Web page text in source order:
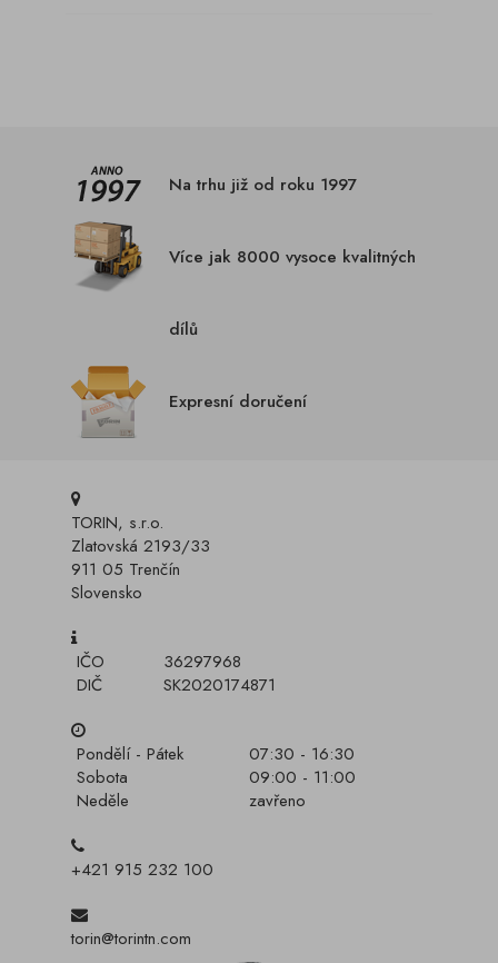
Na trhu již od roku 1997
Více jak 8000 vysoce kvalitných
dílů
Expresní doručení
TORIN, s.r.o.
Zlatovská 2193/33
911 05 Trenčín
Slovensko
IČO
36297968
DIČ
SK2020174871
Pondělí - Pátek
07:30 - 16:30
Sobota
09:00 - 11:00
Neděle
zavřeno
+421 915 232 100
torin@torintn.com